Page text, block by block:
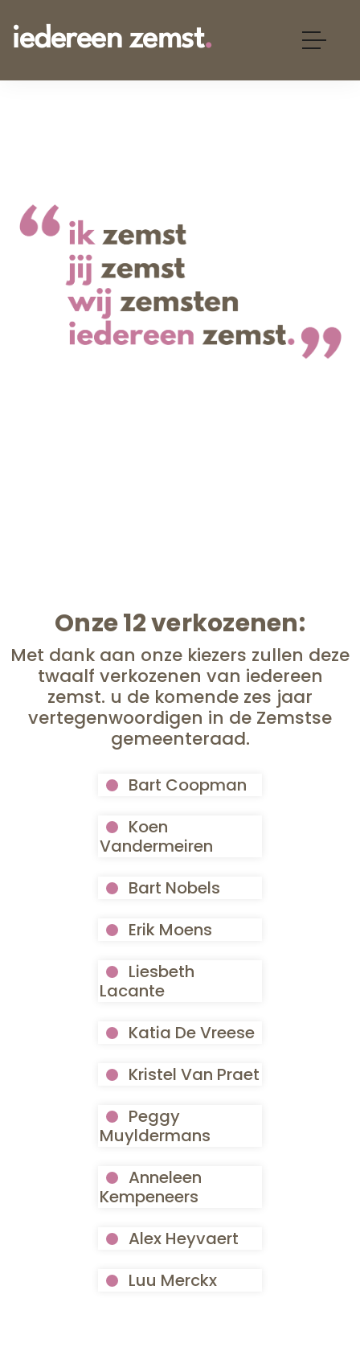
iedereen zemst.
Onze 12 verkozenen:
Met dank aan onze kiezers zullen deze
twaalf verkozenen van iedereen
zemst. u de komende zes jaar
vertegenwoordigen in de Zemstse
gemeenteraad.
Bart Coopman
Koen
Vandermeiren
Bart Nobels
Erik Moens
Liesbeth
Lacante
Katia De Vreese
Kristel Van Praet
Peggy
Muyldermans
Anneleen
Kempeneers
Alex Heyvaert
Luu Merckx